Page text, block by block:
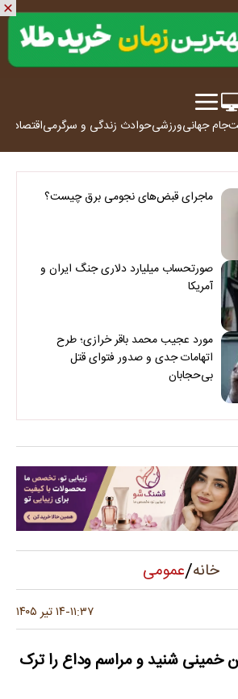
جام جهانیورزشیحوادث زندگی و سرگرمیاقتصاد
ماجرای قبض‌های نجومی برق چیست؟
صورتحساب میلیارد دلاری جنگ ایران و
آمریکا
مورد عجیب محمد باقر خرازی؛ طرح
اتهامات جدی و صدور فتوای قتل
بی‌حجابان
خانه/عمومی
۱۱:۳۷-۱۴ تیر ۱۴۰۵
شنید و مراسم وداع را ترک